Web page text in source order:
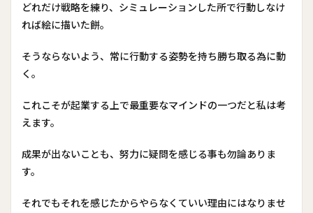
どれだけ戦略を練り、シミュレーションした所で行動しなけ
れば絵に描いた餅。
そうならないよう、常に行動する姿勢を持ち勝ち取る為に動
く。
これこそが起業する上で最重要なマインドの一つだと私は考
えます。
成果が出ないことも、努力に疑問を感じる事も勿論ありま
す。
それでもそれを感じたからやらなくていい理由にはなりませ